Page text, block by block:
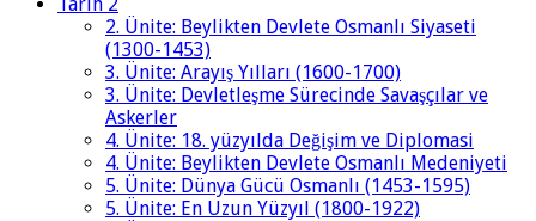
Tarih 2
2. Ünite: Beylikten Devlete Osmanlı Siyaseti
(1300-1453)
3. Ünite: Arayış Yılları (1600-1700)
3. Ünite: Devletleşme Sürecinde Savaşçılar ve
Askerler
4. Ünite: 18. yüzyılda Değişim ve Diplomasi
4. Ünite: Beylikten Devlete Osmanlı Medeniyeti
5. Ünite: Dünya Gücü Osmanlı (1453-1595)
5. Ünite: En Uzun Yüzyıl (1800-1922)